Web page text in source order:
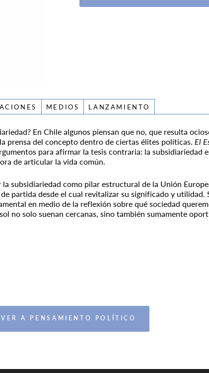
MEDIOS LANZAMIENTO
En Chile algunos piensan que no, que resulta
prensa del concepto dentro de ciertas élites políticas. El
para afirmar la tesis contraria: la subsidiariedad
de articular la vida común.
subsidiariedad como pilar estructural de la Unión
partida desde el cual revitalizar su significado y utilidad.
en medio de la reflexión sobre qué sociedad
no solo suenan cercanas, sino también sumamente
A PENSAMIENTO POLÍTICO